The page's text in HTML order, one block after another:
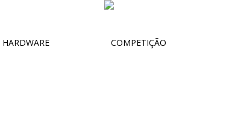
HARDWARE COMPETIÇÃO